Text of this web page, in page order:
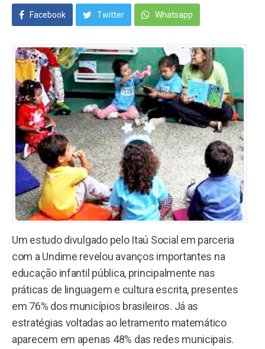
Facebook Twitter Whatsapp
Um estudo divulgado pelo Itaú Social em parceria
com a Undime revelou avanços importantes na
educação infantil pública, principalmente nas
práticas de linguagem e cultura escrita, presentes
em 76% dos municípios brasileiros. Já as
estratégias voltadas ao letramento matemático
aparecem em apenas 48% das redes municipais.